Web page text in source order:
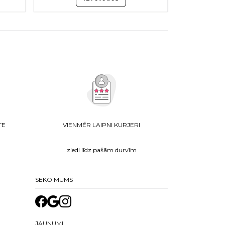
VIENMĒR LAIPNI KURJERI
ziedi līdz pašām durvīm
SEKO MUMS
JAUNUMI